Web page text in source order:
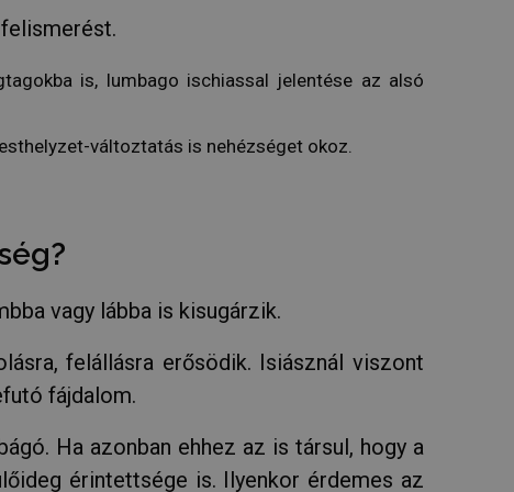
is, lumbago ischiassal jelentése az alsó
változtatás is nehézséget okoz.
vagy lábba is kisugárzik.
felállásra erősödik. Isiásznál viszont
fájdalom.
Ha azonban ehhez az is társul, hogy a
érintettsége is. Ilyenkor érdemes az
és
az oldallal
a jövőbeni
cookie-k
és a magánélet
és
a felhasználói
Ez
szám,
között
Script.com
LEÍRÁS